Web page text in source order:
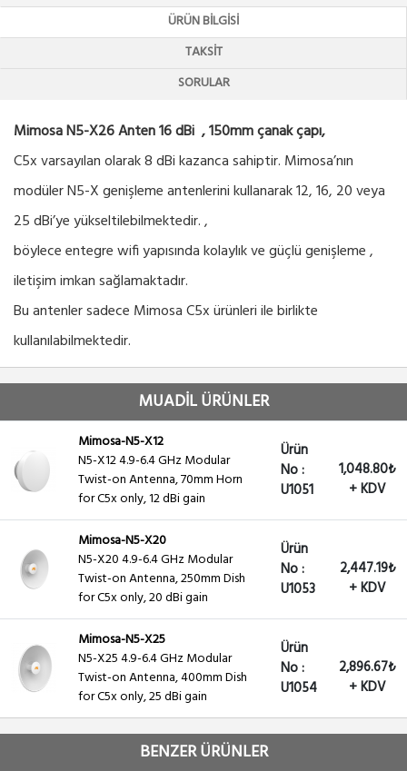
ÜRÜN BILGISI
TAKSIT
SORULAR
Mimosa N5-X26 Anten 16 dBi , 150mm çanak çapı,
C5x varsayılan olarak 8 dBi kazanca sahiptir. Mimosa’nın
modüler N5-X genişleme antenlerini kullanarak 12, 16, 20 veya
25 dBi’ye yükseltilebilmektedir. ,
böylece entegre wifi yapısında kolaylık ve güçlü genişleme ,
iletişim imkan sağlamaktadır.
Bu antenler sadece Mimosa C5x ürünleri ile birlikte
kullanılabilmektedir.
MUADİL ÜRÜNLER
Mimosa-N5-X12
N5-X12 4.9-6.4 GHz Modular
Twist-on Antenna, 70mm Horn
for C5x only, 12 dBi gain
Ürün
No :
U1051
1,048.80₺
+ KDV
Mimosa-N5-X20
N5-X20 4.9-6.4 GHz Modular
Twist-on Antenna, 250mm Dish
for C5x only, 20 dBi gain
Ürün
No :
U1053
2,447.19₺
+ KDV
Mimosa-N5-X25
N5-X25 4.9-6.4 GHz Modular
Twist-on Antenna, 400mm Dish
for C5x only, 25 dBi gain
Ürün
No :
U1054
2,896.67₺
+ KDV
BENZER ÜRÜNLER